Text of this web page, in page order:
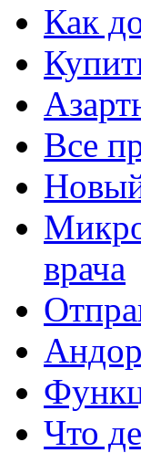
Как
Все
врача
Что